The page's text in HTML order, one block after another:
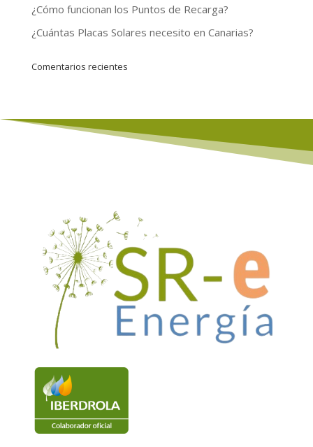
¿Cómo funcionan los Puntos de Recarga?
¿Cuántas Placas Solares necesito en Canarias?
Comentarios recientes